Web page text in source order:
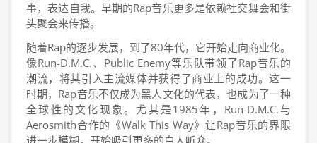
事，表达自我。早期的Rap音乐更多是依赖社交舞会和街
头聚会来传播。
随着Rap的逐步发展，到了80年代，它开始走向商业化。
像Run-D.M.C.、Public Enemy等乐队带领了Rap音乐的
潮流，将其引入主流媒体并获得了商业上的成功。这一
时期，Rap音乐不仅成为黑人文化的代表，也成为了一种
全球性的文化现象。尤其是1985年，Run-D.M.C.与
Aerosmith合作的《Walk This Way》让Rap音乐的界限
进一步模糊，开始吸引更多的白人听众。